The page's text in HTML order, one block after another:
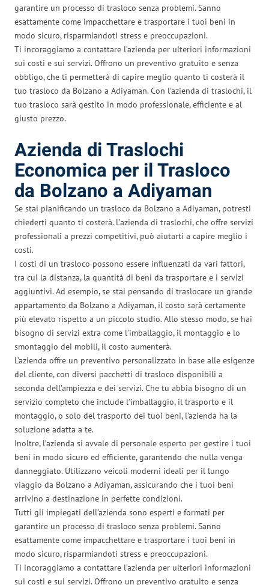
garantire un processo di trasloco senza problemi. Sanno
esattamente come impacchettare e trasportare i tuoi beni in
modo sicuro, risparmiandoti stress e preoccupazioni.
Ti incoraggiamo a contattare l’azienda per ulteriori informazioni
sui costi e sui servizi. Offrono un preventivo gratuito e senza
obbligo, che ti permetterà di capire meglio quanto ti costerà il
tuo trasloco da Bolzano a Adiyaman. Con l’azienda di traslochi, il
tuo trasloco sarà gestito in modo professionale, efficiente e al
giusto prezzo.
Azienda di Traslochi
Economica per il Trasloco
da Bolzano a Adiyaman
Se stai pianificando un trasloco da Bolzano a Adiyaman, potresti
chiederti quanto ti costerà. L’azienda di traslochi, che offre servizi
professionali a prezzi competitivi, può aiutarti a capire meglio i
costi.
I costi di un trasloco possono essere influenzati da vari fattori,
tra cui la distanza, la quantità di beni da trasportare e i servizi
aggiuntivi. Ad esempio, se stai pensando di traslocare un grande
appartamento da Bolzano a Adiyaman, il costo sarà certamente
più elevato rispetto a un piccolo studio. Allo stesso modo, se hai
bisogno di servizi extra come l’imballaggio, il montaggio e lo
smontaggio dei mobili, il costo aumenterà.
L’azienda offre un preventivo personalizzato in base alle esigenze
del cliente, con diversi pacchetti di trasloco disponibili a
seconda dell’ampiezza e dei servizi. Che tu abbia bisogno di un
servizio completo che include l’imballaggio, il trasporto e il
montaggio, o solo del trasporto dei tuoi beni, l’azienda ha la
soluzione adatta a te.
Inoltre, l’azienda si avvale di personale esperto per gestire i tuoi
beni in modo sicuro ed efficiente, garantendo che nulla venga
danneggiato. Utilizzano veicoli moderni ideali per il lungo
viaggio da Bolzano a Adiyaman, assicurando che i tuoi beni
arrivino a destinazione in perfette condizioni.
Tutti gli impiegati dell’azienda sono esperti e formati per
garantire un processo di trasloco senza problemi. Sanno
esattamente come impacchettare e trasportare i tuoi beni in
modo sicuro, risparmiandoti stress e preoccupazioni.
Ti incoraggiamo a contattare l’azienda per ulteriori informazioni
sui costi e sui servizi. Offrono un preventivo gratuito e senza